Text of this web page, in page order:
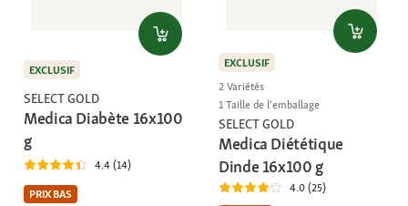
EXCLUSIF
SELECT GOLD
Medica Diabète 16x100
g
4.4 (14)
PRIX BAS
EXCLUSIF
2 Variétés
1 Taille de l'emballage
SELECT GOLD
Medica Diététique
Dinde 16x100 g
4.0 (25)